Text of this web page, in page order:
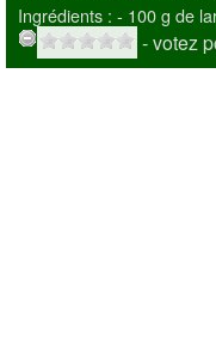
Ingrédients : - 100 g de
- votez